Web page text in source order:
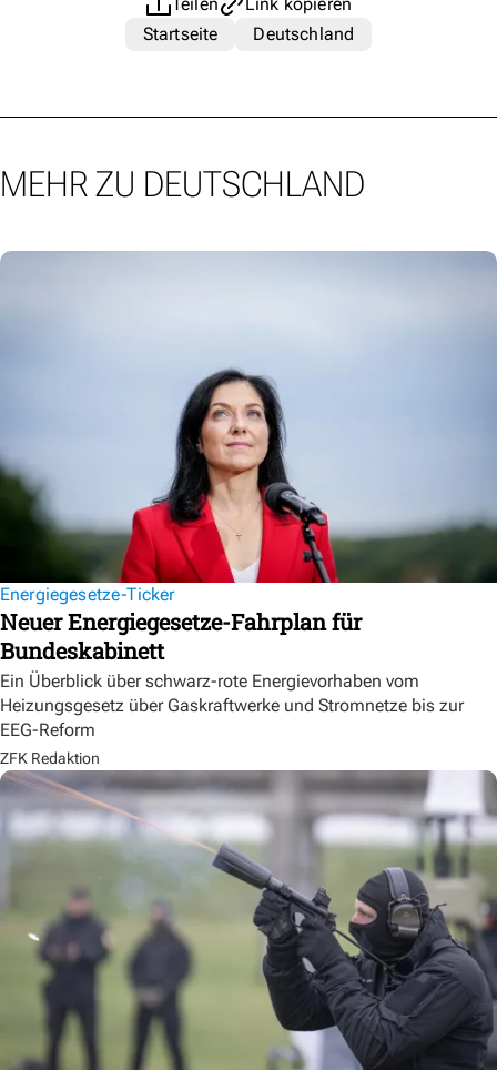
Startseite
Deutschland
MEHR ZU DEUTSCHLAND
Energiegesetze-Ticker
Neuer Energiegesetze-Fahrplan für
Bundeskabinett
Ein Überblick über schwarz-rote Energievorhaben vom
Heizungsgesetz über Gaskraftwerke und Stromnetze bis zur
EEG-Reform
ZFK Redaktion